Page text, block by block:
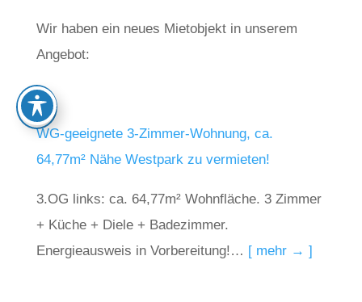
Wir haben ein neues Mietobjekt in unserem
Angebot:
WG-geeignete 3-Zimmer-Wohnung, ca.
64,77m² Nähe Westpark zu vermieten!
3.OG links: ca. 64,77m² Wohnfläche. 3 Zimmer
+ Küche + Diele + Badezimmer.
Energieausweis in Vorbereitung!… [ mehr → ]